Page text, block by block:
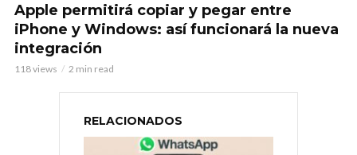
Apple permitirá copiar y pegar entre
iPhone y Windows: así funcionará la nueva
integración
118 views 2 min read
RELACIONADOS